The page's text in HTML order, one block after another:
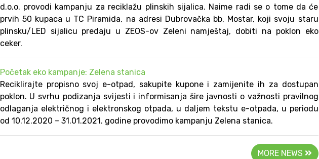
d.o.o. provodi kampanju za reciklažu plinskih sijalica. Naime radi se o tome da će
prvih 50 kupaca u TC Piramida, na adresi Dubrovačka bb, Mostar, koji svoju staru
plinsku/LED sijalicu predaju u ZEOS-ov Zeleni namještaj, dobiti na poklon eko
ceker.
Početak eko kampanje: Zelena stanica
Reciklirajte propisno svoj e-otpad, sakupite kupone i zamijenite ih za dostupan
poklon. U svrhu podizanja svijesti i informisanja šire javnosti o važnosti pravilnog
odlaganja električnog i elektronskog otpada, u daljem tekstu e-otpada, u periodu
od 10.12.2020 – 31.01.2021. godine provodimo kampanju Zelena stanica.
MORE NEWS